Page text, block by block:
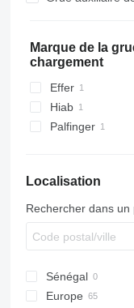
SGF
SKI
SKO
SPR
SW
Marque de la
chargement
Effer
Hiab
Palfinger
Localisation
Rechercher dans un
Sénégal
Europe